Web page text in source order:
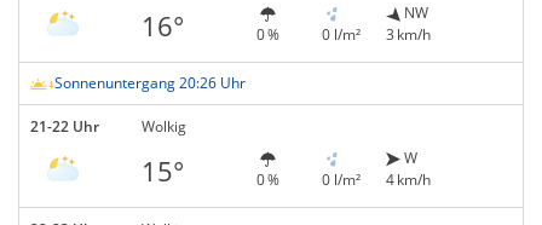
16° 0 % 0 l/m²
NW
3 km/h
Sonnenuntergang 20:26 Uhr
21-22 Uhr Wolkig
15° 0 % 0 l/m²
W
4 km/h